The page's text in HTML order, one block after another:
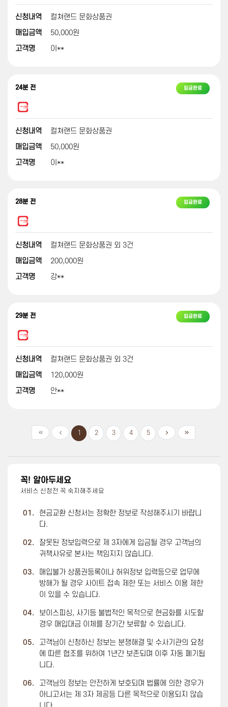
신청내역
컬쳐랜드 문화상품권
매입금액
50,000원
고객명
이**
24분 전 입금완료
신청내역
컬쳐랜드 문화상품권
매입금액
50,000원
고객명
이**
28분 전 입금완료
신청내역
컬쳐랜드 문화상품권 외 3건
매입금액
200,000원
고객명
강**
29분 전 입금완료
신청내역
컬쳐랜드 문화상품권 외 3건
매입금액
120,000원
고객명
안**
1 2 3 4 5
꼭! 알아두세요
서비스 신청전 꼭 숙지해주세요
01.
현금교환 신청서는 정확한 정보로 작성해주시기 바랍니
다.
02.
잘못된 정보입력으로 제 3자에게 입금될 경우 고객님의
귀책사유로 본사는 책임지지 않습니다.
03.
매입불가 상품권등록이나 허위정보 입력등으로 업무에
방해가 될 경우 사이트 접속 제한 또는 서비스 이용 제한
이 있을 수 있습니다.
04.
보이스피싱, 사기등 불법적인 목적으로 현금화를 시도할
경우 매입대금 이체를 장기간 보류할 수 있습니다.
05.
고객님이 신청하신 정보는 분쟁해결 및 수사기관의 요청
에 따른 협조를 위하여 1년간 보존되며 이후 자동 폐기됩
니다.
06.
고객님의 정보는 안전하게 보호되며 법률에 의한 경우가
아니고서는 제 3자 제공등 다른 목적으로 이용되지 않습